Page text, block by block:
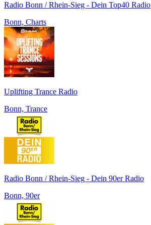
Radio Bonn / Rhein-Sieg - Dein Top40 Radio
Bonn, Charts
Uplifting Trance Radio
Bonn, Trance
Radio Bonn / Rhein-Sieg - Dein 90er Radio
Bonn, 90er